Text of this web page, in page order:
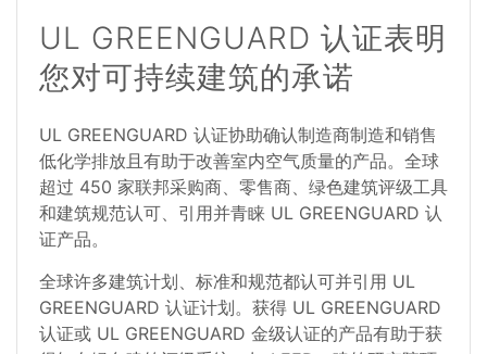
UL GREENGUARD 认证表明
您对可持续建筑的承诺
UL GREENGUARD 认证协助确认制造商制造和销售
低化学排放且有助于改善室内空气质量的产品。全球
超过 450 家联邦采购商、零售商、绿色建筑评级工具
和建筑规范认可、引用并青睐 UL GREENGUARD 认
证产品。
全球许多建筑计划、标准和规范都认可并引用 UL
GREENGUARD 认证计划。获得 UL GREENGUARD
认证或 UL GREENGUARD 金级认证的产品有助于获